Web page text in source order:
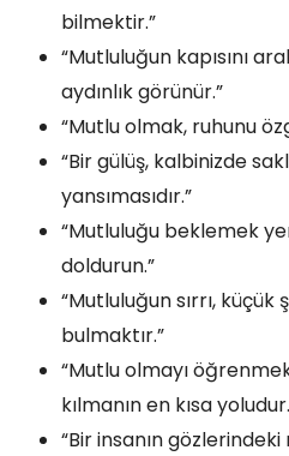
bilmektir.”
“Mutluluğun kapısını
aydınlık görünür.”
“Mutlu olmak, ruhunu
“Bir gülüş, kalbinizde
yansımasıdır.”
“Mutluluğu beklemek
doldurun.”
“Mutluluğun sırrı,
bulmaktır.”
“Mutlu olmayı
kılmanın en kısa
“Bir insanın